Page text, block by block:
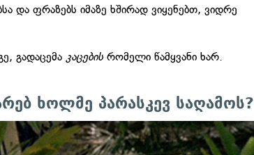
და ფრაზებს იმაზე ხშირად ვიყენებთ, ვიდრე
გადაცემაკაცებისრომელი წამყვანი ხარ.
ხოლმე პარასკევ საღამოს?